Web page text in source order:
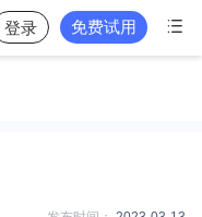
登录 免费试用 